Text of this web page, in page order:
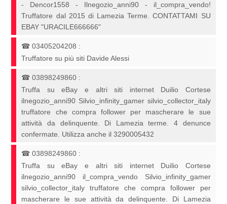
- Dencor1558 - Ilnegozio_anni90 - il_compra_vendo!
Truffatore dal 2015 di Lamezia Terme. CONTATTAMI SU
EBAY "URACILE666666"
☎03405204208 :
Truffatore su più siti Davide Alessi
☎03898249860 :
Truffa su eBay e altri siti internet Duilio Cortese
ilnegozio_anni90 Silvio_infinity_gamer silvio_collector_italy
truffatore che compra follower per mascherare le sue
attività da delinquente. Di Lamezia terme. 4 denunce
confermate. Utilizza anche il 3290005432
☎03898249860 :
Truffa su eBay e altri siti internet Duilio Cortese
ilnegozio_anni90 il_compra_vendo Silvio_infinity_gamer
silvio_collector_italy truffatore che compra follower per
mascherare le sue attività da delinquente. Di Lamezia